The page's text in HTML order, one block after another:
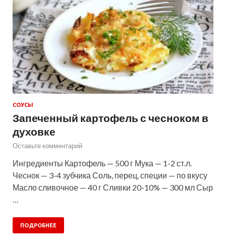
СОУСЫ
Запеченный картофель с чесноком в
духовке
Оставьте комментарий
Ингредиенты Картофель — 500 г Мука — 1-2 ст.л.
Чеснок — 3-4 зубчика Соль, перец, специи — по вкусу
Масло сливочное — 40 г Сливки 20-10% — 300 мл Сыр
…
ПОДРОБНЕЕ